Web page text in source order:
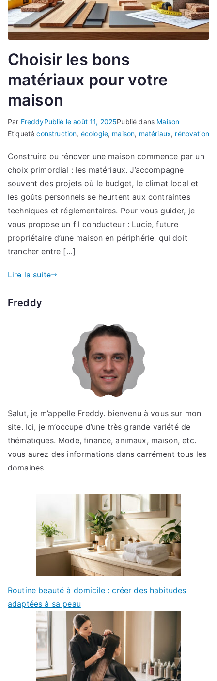
Choisir les bons
matériaux pour votre
maison
Par FreddyPublié leaoût 11, 2025Publié dans Maison
Étiquetéconstruction, écologie, maison, matériaux, rénovation
Construire ou rénover une maison commence par un
choix primordial : les matériaux. J’accompagne
souvent des projets où le budget, le climat local et
les goûts personnels se heurtent aux contraintes
techniques et réglementaires. Pour vous guider, je
vous propose un fil conducteur : Lucie, future
propriétaire d’une maison en périphérie, qui doit
trancher entre […]
Lire la suite
Freddy
Salut, je m’appelle Freddy. bienvenu à vous sur mon
site. Ici, je m’occupe d’une très grande variété de
thématiques. Mode, finance, animaux, maison, etc.
vous aurez des informations dans carrément tous les
domaines.
Routine beauté à domicile : créer des habitudes
adaptées à sa peau